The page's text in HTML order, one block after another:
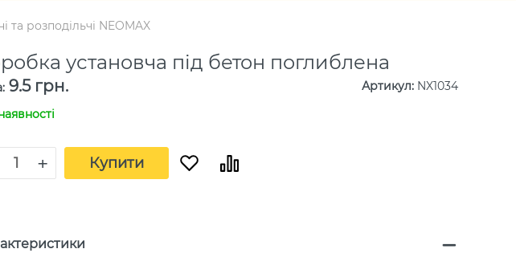
та розподільчі NEOMAX
установча під бетон поглиблена
: 9.5 грн. Артикул: NX1034
+ Купити